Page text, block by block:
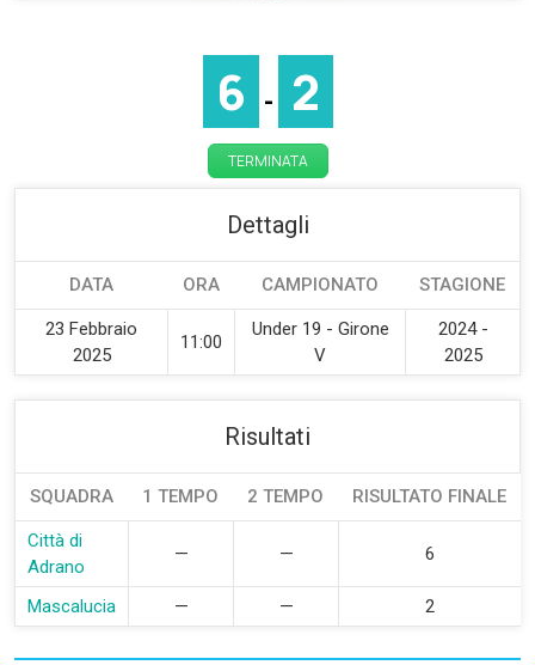
6 - 2
TERMINATA
Dettagli
DATA ORA CAMPIONATO STAGIONE
23 Febbraio
2025
11:00
Under 19 - Girone
V
2024 -
2025
Risultati
SQUADRA 1 TEMPO 2 TEMPO RISULTATO FINALE
Città di
Adrano
— — 6
Mascalucia — — 2